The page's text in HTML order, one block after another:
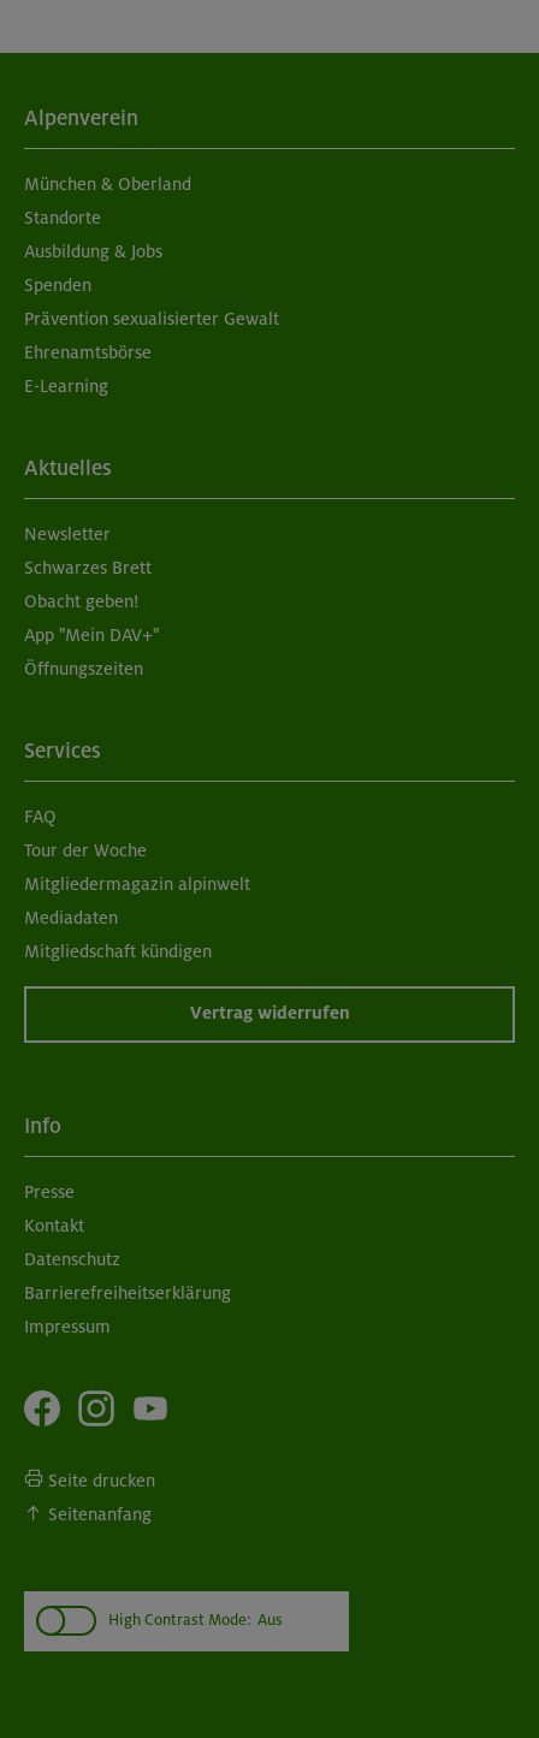
Alpenverein
München & Oberland
Standorte
Ausbildung & Jobs
Spenden
Prävention sexualisierter Gewalt
Ehrenamtsbörse
E-Learning
Aktuelles
Newsletter
Schwarzes Brett
Obacht geben!
App "Mein DAV+"
Öffnungszeiten
Services
FAQ
Tour der Woche
Mitgliedermagazin alpinwelt
Mediadaten
Mitgliedschaft kündigen
Vertrag widerrufen
Info
Presse
Kontakt
Datenschutz
Barrierefreiheitserklärung
Impressum
Seite drucken
Seitenanfang
High Contrast Mode: Aus